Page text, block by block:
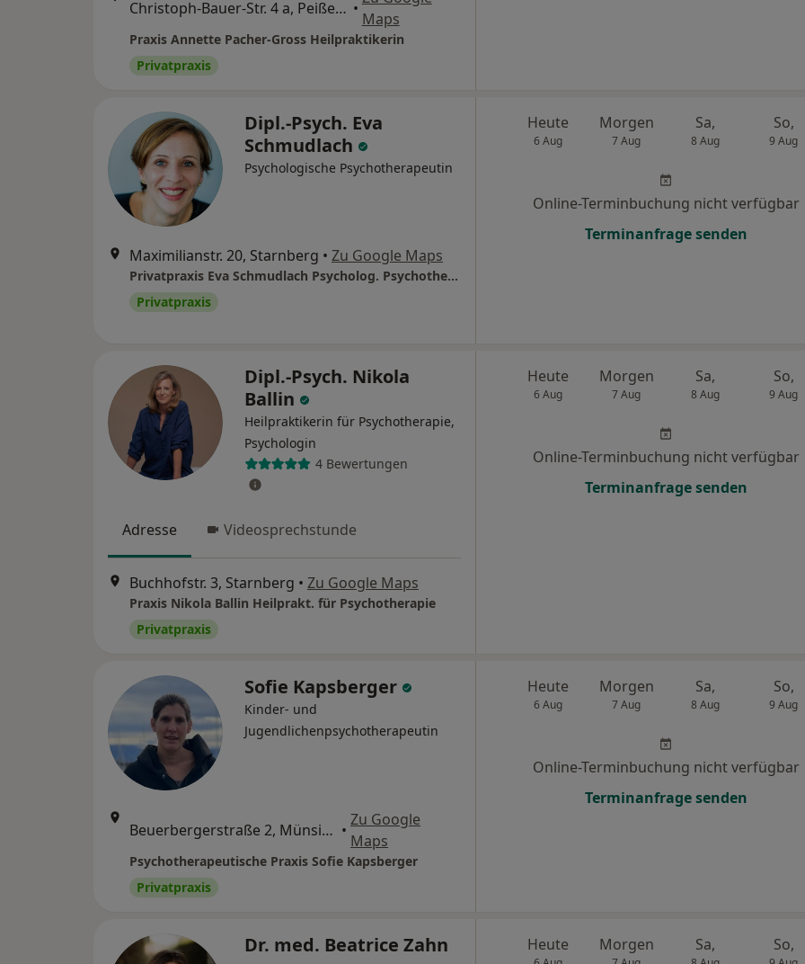
Christoph-Bauer-Str. 4 a, Peißenberg •
Maps
Praxis Annette Pacher-Gross Heilpraktikerin
Privatpraxis
Dipl.-Psych. Eva
Schmudlach
Psychologische Psychotherapeutin
Maximilianstr. 20, Starnberg • Zu Google Maps
Privatpraxis Eva Schmudlach Psycholog. Psychotherapeutin
Privatpraxis
Heute
6 Aug
Morgen
7 Aug
Sa,
8 Aug
So,
9 Aug
Online-Terminbuchung nicht verfügbar
Terminanfrage senden
Dipl.-Psych. Nikola
Ballin
Heilpraktikerin für Psychotherapie,
Psychologin
4 Bewertungen
Adresse Videosprechstunde
Buchhofstr. 3, Starnberg • Zu Google Maps
Praxis Nikola Ballin Heilprakt. für Psychotherapie
Privatpraxis
Heute
6 Aug
Morgen
7 Aug
Sa,
8 Aug
So,
9 Aug
Online-Terminbuchung nicht verfügbar
Terminanfrage senden
Sofie Kapsberger
Kinder- und
Jugendlichenpsychotherapeutin
Beuerbergerstraße 2, Münsing •
Zu Google
Maps
Psychotherapeutische Praxis Sofie Kapsberger
Privatpraxis
Heute
6 Aug
Morgen
7 Aug
Sa,
8 Aug
So,
9 Aug
Online-Terminbuchung nicht verfügbar
Terminanfrage senden
Dr. med. Beatrice Zahn Heute Morgen Sa, So,